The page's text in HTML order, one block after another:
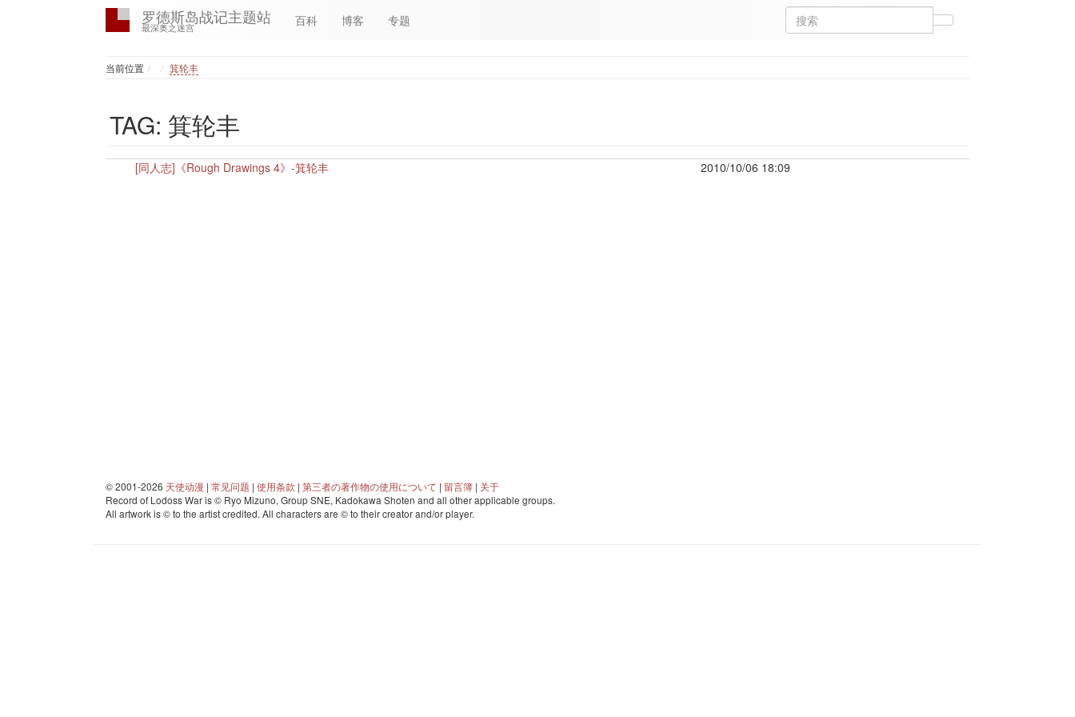
罗德斯岛战记主题站
最深奥之迷宫 百科 博客 专题
当前位置 Home
箕轮丰
TAG: 箕轮丰
[同人志]《Rough Drawings 4》-箕轮丰 2010/10/06 18:09
© 2001-2026 天使动漫 | 常见问题 | 使用条款 | 第三者の著作物の使用について | 留言簿 | 关于
Record of Lodoss War is © Ryo Mizuno, Group SNE, Kadokawa Shoten and all other applicable groups.
All artwork is © to the artist credited. All characters are © to their creator and/or player.